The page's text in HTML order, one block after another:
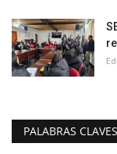
PALABRAS CLAVES